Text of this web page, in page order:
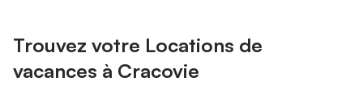
Trouvez votre Locations de
vacances à Cracovie